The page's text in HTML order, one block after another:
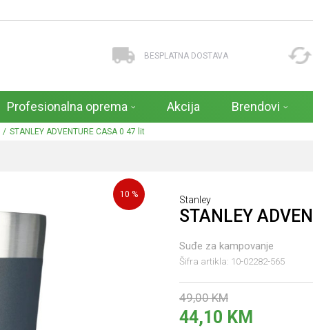
BESPLATNA DOSTAVA
Profesionalna oprema Akcija Brendovi
STANLEY ADVENTURE CASA 0 47 lit
10 % Stanley
STANLEY
Suđe za kampovanje
Šifra artikla: 10-02282-565
49,00 KM
44,10 KM